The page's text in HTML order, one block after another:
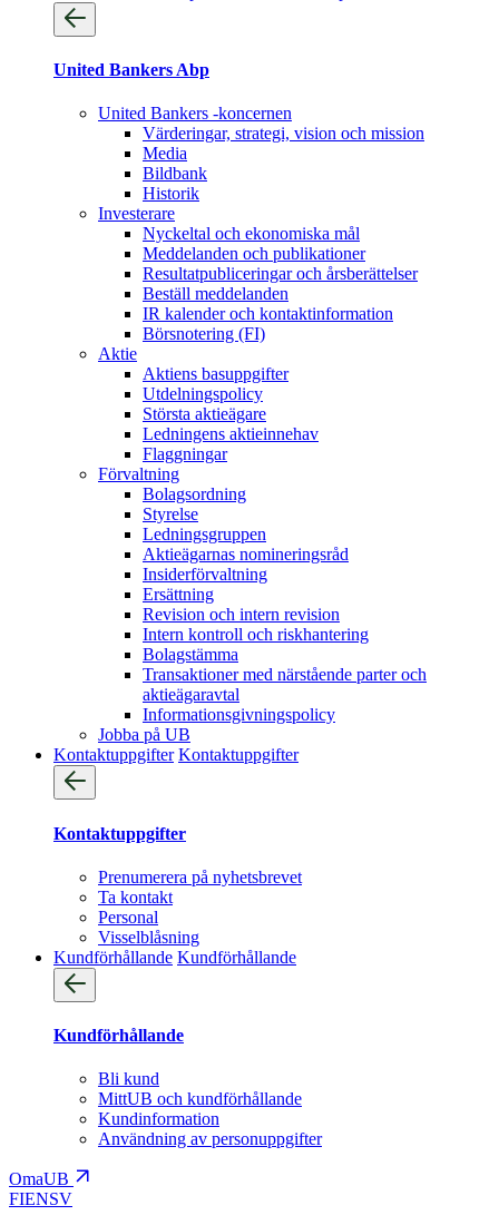
United Bankers Abp
United Bankers -koncernen
Värderingar, strategi, vision och mission
Media
Bildbank
Historik
Investerare
Nyckeltal och ekonomiska mål
Meddelanden och publikationer
Resultatpubliceringar och årsberättelser
Beställ meddelanden
IR kalender och kontaktinformation
Börsnotering (FI)
Aktie
Aktiens basuppgifter
Utdelningspolicy
Största aktieägare
Ledningens aktieinnehav
Flaggningar
Förvaltning
Bolagsordning
Styrelse
Ledningsgruppen
Aktieägarnas nomineringsråd
Insiderförvaltning
Ersättning
Revision och intern revision
Intern kontroll och riskhantering
Bolagstämma
Transaktioner med närstående parter och
aktieägaravtal
Informationsgivningspolicy
Jobba på UB
Kontaktuppgifter Kontaktuppgifter
Kontaktuppgifter
Prenumerera på nyhetsbrevet
Ta kontakt
Personal
Visselblåsning
Kundförhållande Kundförhållande
Kundförhållande
Bli kund
MittUB och kundförhållande
Kundinformation
Användning av personuppgifter
OmaUB
FIENSV